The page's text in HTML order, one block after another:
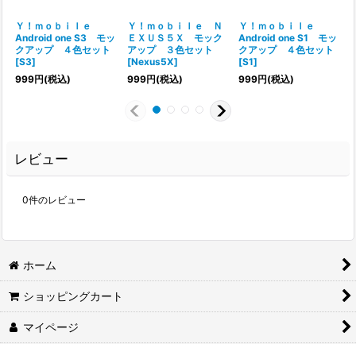
Ｙ！ｍｏｂｉｌｅ
Android one S3 モッ
クアップ ４色セット
[S3]
999円(税込)
Ｙ！ｍｏｂｉｌｅ Ｎ
ＥＸＵＳ５Ｘ モック
アップ ３色セット
[Nexus5X]
999円(税込)
Ｙ！ｍｏｂｉｌｅ
Android one S1 モッ
クアップ ４色セット
[S1]
999円(税込)
レビュー
0件のレビュー
ホーム
ショッピングカート
マイページ